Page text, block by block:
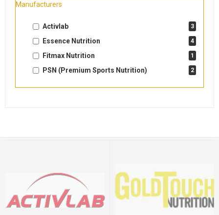
Manufacturers
Activlab 3
Essence Nutrition 4
Fitmax Nutrition 1
PSN (Premium Sports Nutrition) 2